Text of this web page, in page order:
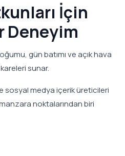
İçin
Deneyim
gün batımı ve açık hava
sunar.
sosyal medya içerik üreticileri
noktalarından biri